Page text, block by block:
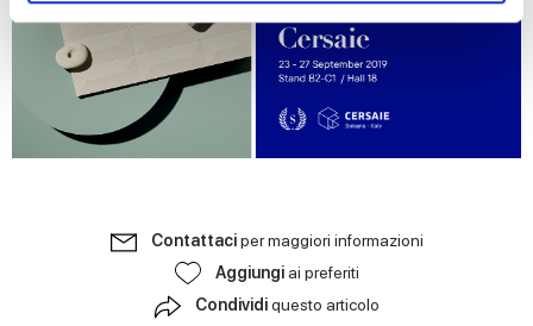
We use cookies to personalise content and ads, to
provide social media features and to analyse our traffic.
We also share information about your use of our site with
our social media, advertising and analytics partners who
Contattaciper maggiori informazioni
Aggiungi ai preferiti
Condividiquesto articolo